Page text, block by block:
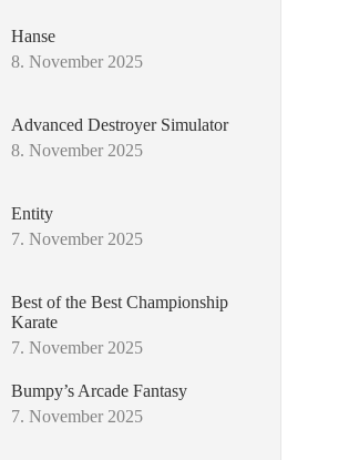
Hanse
8. November 2025
Advanced Destroyer Simulator
8. November 2025
Entity
7. November 2025
Best of the Best Championship
Karate
7. November 2025
Bumpy’s Arcade Fantasy
7. November 2025